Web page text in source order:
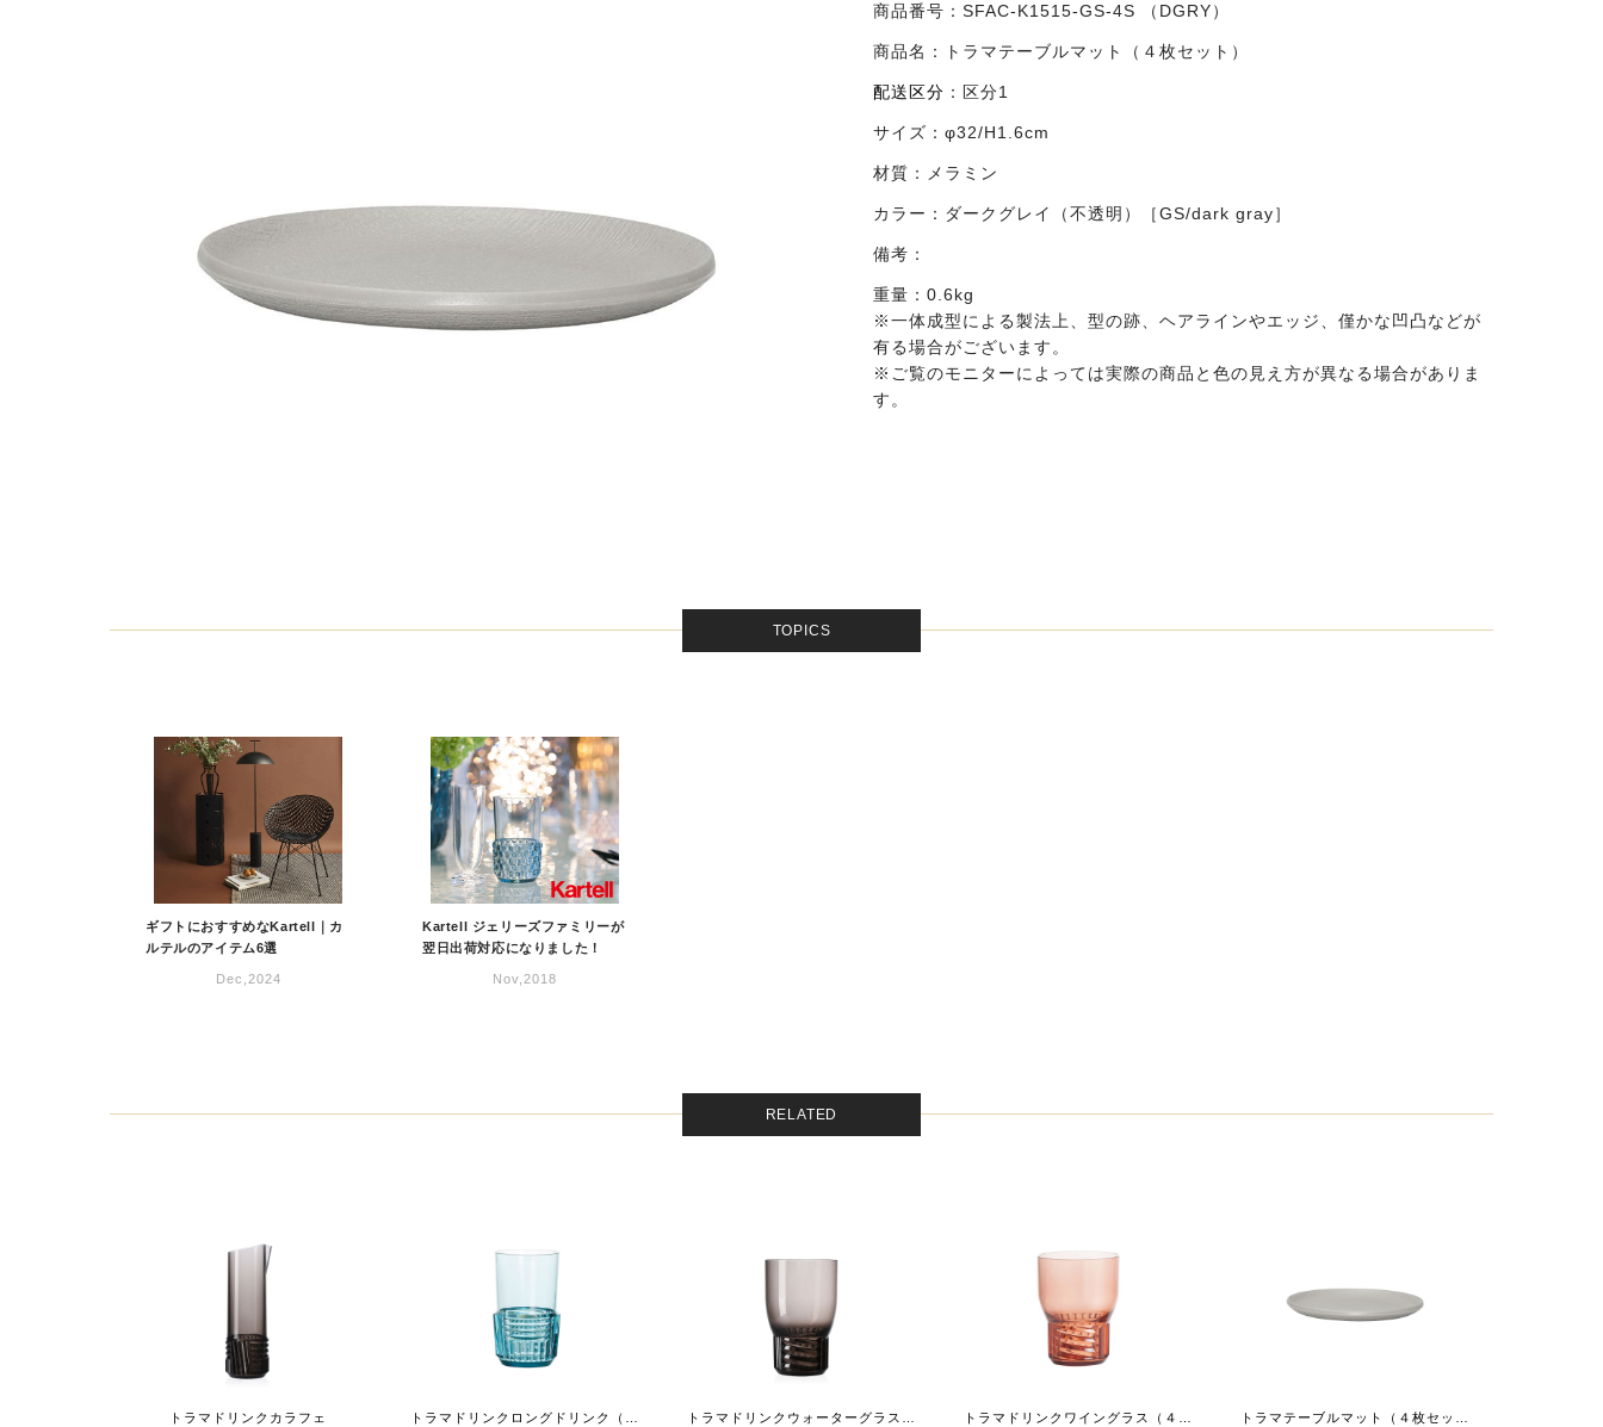
商品番号： SFAC-K1515-GS-4S （DGRY）
商品名： トラマテーブルマット（４枚セット）
配送区分 ： 区分1
サイズ： φ32/H1.6cm
材質： メラミン
カラー： ダークグレイ（不透明）［GS/dark gray］
備考：
重量：0.6kg
※一体成型による製法上、型の跡、ヘアラインやエッジ、僅かな凹凸などが
有る場合がございます。
※ご覧のモニターによっては実際の商品と色の見え方が異なる場合がありま
す。
TOPICS
ギフトにおすすめなKartell｜カ
ルテルのアイテム6選
Dec,2024
Kartell ジェリーズファミリーが
翌日出荷対応になりました！
Nov,2018
RELATED
トラマドリンクカラフェ